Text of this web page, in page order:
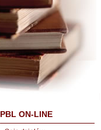
PBL ON-LINE